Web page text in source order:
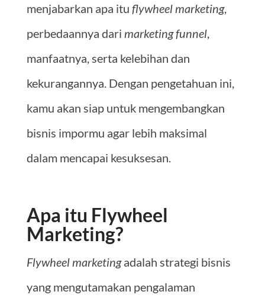
menjabarkan apa itu flywheel marketing,
perbedaannya dari marketing funnel,
manfaatnya, serta kelebihan dan
kekurangannya. Dengan pengetahuan ini,
kamu akan siap untuk mengembangkan
bisnis impormu agar lebih maksimal
dalam mencapai kesuksesan.
Apa itu Flywheel
Marketing?
Flywheel marketingadalah strategi bisnis
yang mengutamakan pengalaman